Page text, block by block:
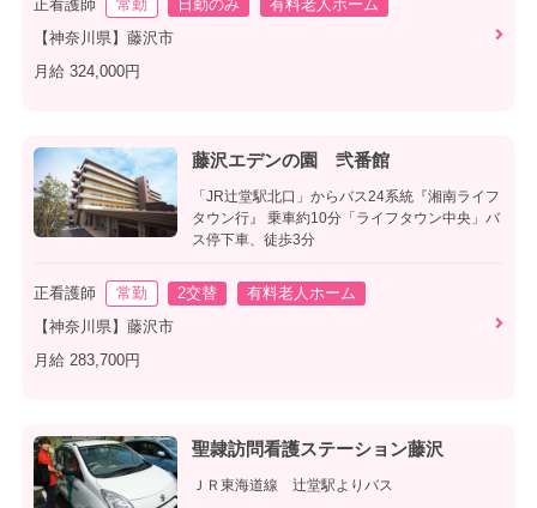
正看護師 常勤 日勤のみ
有料老人ホーム
【神奈川県】藤沢市
月給 324,000円
藤沢エデンの園 弐番館
「JR辻堂駅北口」からバス24系統『湘南ライフ
タウン行』 乗車約10分「ライフタウン中央」バ
ス停下車、徒歩3分
正看護師 常勤 2交替
有料老人ホーム
【神奈川県】藤沢市
月給 283,700円
聖隷訪問看護ステーション藤沢
ＪＲ東海道線 辻堂駅よりバス